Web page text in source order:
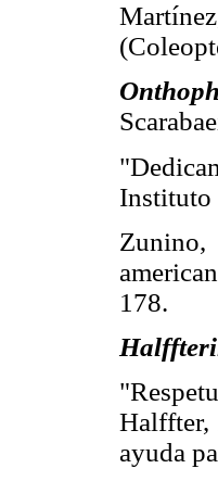
Instituto
178.
Halffter,
ayuda